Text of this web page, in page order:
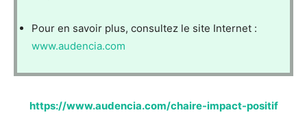
Pour en savoir plus, consultez le site Internet :
www.audencia.com
https://www.audencia.com/chaire-impact-positif